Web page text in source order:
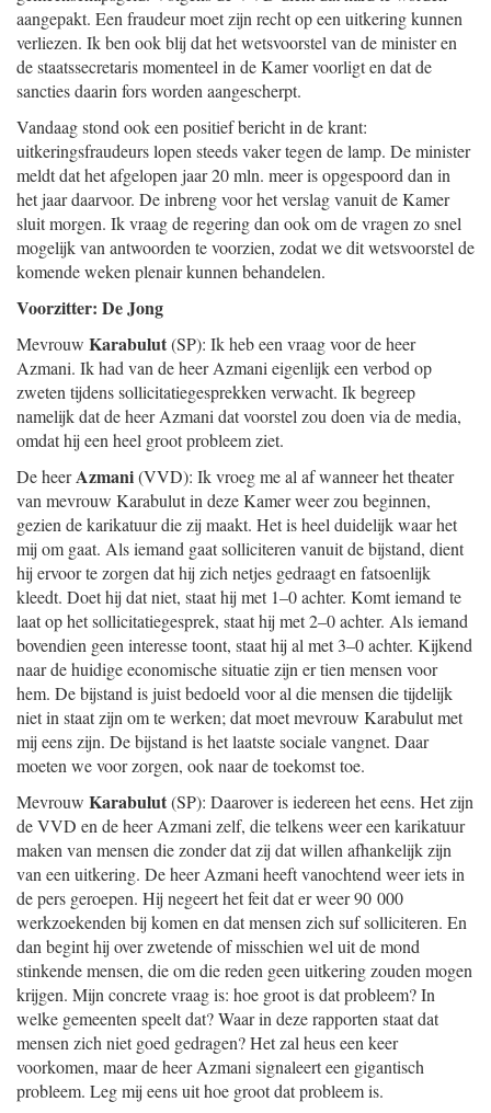
aangepakt. Een fraudeur moet zijn recht op een uitkering kunnen
verliezen. Ik ben ook blij dat het wetsvoorstel van de minister en
de staatssecretaris momenteel in de Kamer voorligt en dat de
sancties daarin fors worden aangescherpt.
Vandaag stond ook een positief bericht in de krant:
uitkeringsfraudeurs lopen steeds vaker tegen de lamp. De minister
meldt dat het afgelopen jaar 20 mln. meer is opgespoord dan in
het jaar daarvoor. De inbreng voor het verslag vanuit de Kamer
sluit morgen. Ik vraag de regering dan ook om de vragen zo snel
mogelijk van antwoorden te voorzien, zodat we dit wetsvoorstel de
komende weken plenair kunnen behandelen.
Voorzitter: De Jong
Mevrouw Karabulut(SP): Ik heb een vraag voor de heer
Azmani. Ik had van de heer Azmani eigenlijk een verbod op
zweten tijdens sollicitatiegesprekken verwacht. Ik begreep
namelijk dat de heer Azmani dat voorstel zou doen via de media,
omdat hij een heel groot probleem ziet.
De heerAzmani(VVD): Ik vroeg me al af wanneer het theater
van mevrouw Karabulut in deze Kamer weer zou beginnen,
gezien de karikatuur die zij maakt. Het is heel duidelijk waar het
mij om gaat. Als iemand gaat solliciteren vanuit de bijstand, dient
hij ervoor te zorgen dat hij zich netjes gedraagt en fatsoenlijk
kleedt. Doet hij dat niet, staat hij met 1–0 achter. Komt iemand te
laat op het sollicitatiegesprek, staat hij met 2–0 achter. Als iemand
bovendien geen interesse toont, staat hij al met 3–0 achter. Kijkend
naar de huidige economische situatie zijn er tien mensen voor
hem. De bijstand is juist bedoeld voor al die mensen die tijdelijk
niet in staat zijn om te werken; dat moet mevrouw Karabulut met
mij eens zijn. De bijstand is het laatste sociale vangnet. Daar
moeten we voor zorgen, ook naar de toekomst toe.
Mevrouw Karabulut(SP): Daarover is iedereen het eens. Het zijn
de VVD en de heer Azmani zelf, die telkens weer een karikatuur
maken van mensen die zonder dat zij dat willen afhankelijk zijn
van een uitkering. De heer Azmani heeft vanochtend weer iets in
de pers geroepen. Hij negeert het feit dat er weer 90 000
werkzoekenden bij komen en dat mensen zich suf solliciteren. En
dan begint hij over zwetende of misschien wel uit de mond
stinkende mensen, die om die reden geen uitkering zouden mogen
krijgen. Mijn concrete vraag is: hoe groot is dat probleem? In
welke gemeenten speelt dat? Waar in deze rapporten staat dat
mensen zich niet goed gedragen? Het zal heus een keer
voorkomen, maar de heer Azmani signaleert een gigantisch
probleem. Leg mij eens uit hoe groot dat probleem is.